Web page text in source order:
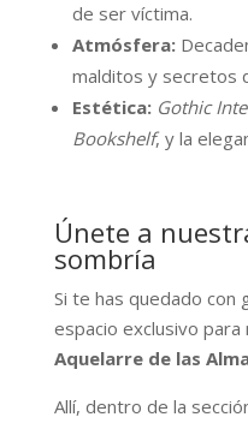
de ser víctima.
Atmósfera:
malditos y secretos
Estética: Gothic
Bookshelf, y la
Únete a
sombría
Si te has quedado con
espacio exclusivo
Aquelarre de las
Allí, dentro de la